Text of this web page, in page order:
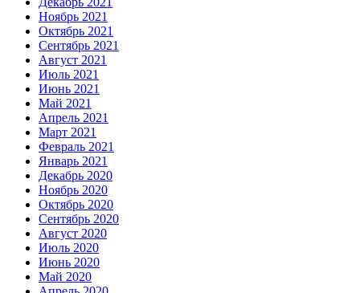
Ноябрь 2021
Октябрь 2021
Сентябрь 2021
Август 2021
Июль 2021
Июнь 2021
Май 2021
Апрель 2021
Март 2021
Февраль 2021
Январь 2021
Декабрь 2020
Ноябрь 2020
Октябрь 2020
Сентябрь 2020
Август 2020
Июль 2020
Июнь 2020
Май 2020